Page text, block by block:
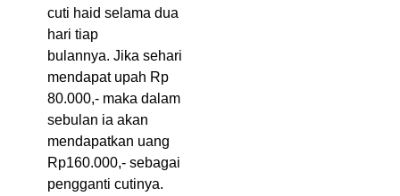
cuti haid selama dua
hari tiap
bulannya. Jika sehari
mendapat upah Rp
80.000,- maka dalam
sebulan ia akan
mendapatkan uang
Rp160.000,- sebagai
pengganti cutinya.